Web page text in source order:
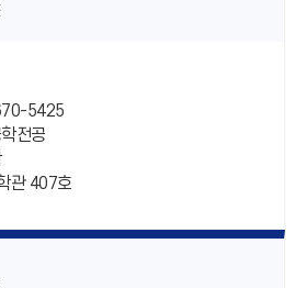
5425
전공
관 407호